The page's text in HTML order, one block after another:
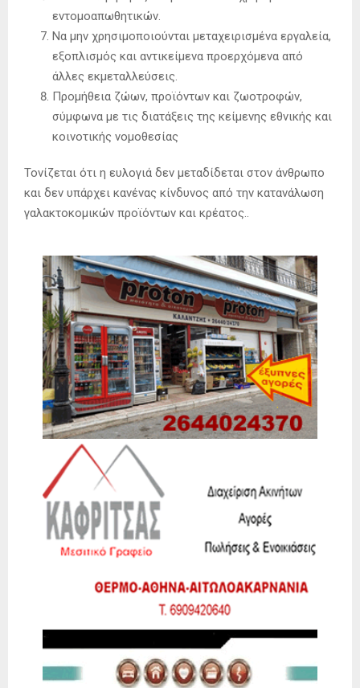
εντομοαπωθητικών.
Να μην χρησιμοποιούνται μεταχειρισμένα εργαλεία,
εξοπλισμός και αντικείμενα προερχόμενα από
άλλες εκμεταλλεύσεις.
Προμήθεια ζώων, προϊόντων και ζωοτροφών,
σύμφωνα με τις διατάξεις της κείμενης εθνικής και
κοινοτικής νομοθεσίας
Τονίζεται ότι η ευλογιά δεν μεταδίδεται στον άνθρωπο
και δεν υπάρχει κανένας κίνδυνος από την κατανάλωση
γαλακτοκομικών προϊόντων και κρέατος..